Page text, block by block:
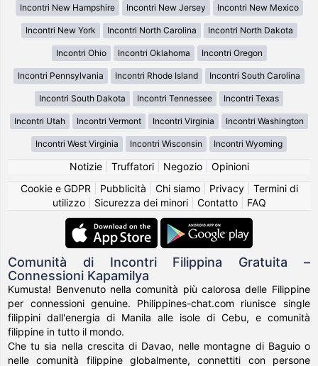
Incontri New Hampshire Incontri New Jersey Incontri New Mexico
Incontri New York Incontri North Carolina Incontri North Dakota
Incontri Ohio Incontri Oklahoma Incontri Oregon
Incontri Pennsylvania Incontri Rhode Island Incontri South Carolina
Incontri South Dakota Incontri Tennessee Incontri Texas
Incontri Utah Incontri Vermont Incontri Virginia Incontri Washington
Incontri West Virginia Incontri Wisconsin Incontri Wyoming
Notizie| Truffatori| Negozio| Opinioni
Cookie e GDPR
Pubblicità Chi siamo| Privacy| Termini di
utilizzo| Sicurezza dei minori| Contatto| FAQ
Comunità di Incontri Filippina Gratuita –
Connessioni Kapamilya
Kumusta! Benvenuto nella comunità più calorosa delle Filippine
per connessioni genuine. Philippines-chat.com riunisce single
filippini dall'energia di Manila alle isole di Cebu, e comunità
filippine in tutto il mondo.
Che tu sia nella crescita di Davao, nelle montagne di Baguio o
nelle comunità filippine globalmente, connettiti con persone